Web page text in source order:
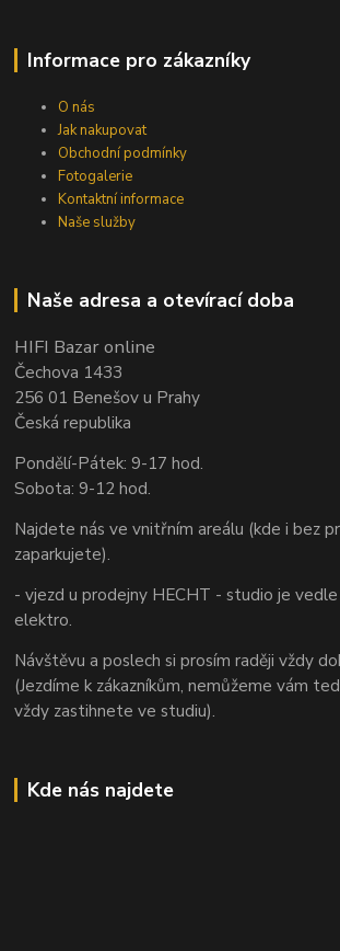
Informace pro zákazníky
O nás
Jak nakupovat
Obchodní podmínky
Fotogalerie
Kontaktní informace
Naše služby
Naše adresa a otevírací doba
HIFI Bazar online
Čechova 1433
256 01 Benešov u Prahy
Česká republika
Pondělí-Pátek: 9-17 hod.
Sobota: 9-12 hod.
Najdete nás ve vnitřním areálu (kde i bez
zaparkujete).
- vjezd u prodejny HECHT - studio je
elektro.
Návštěvu a poslech si prosím raději vždy
(Jezdíme k zákazníkům, nemůžeme vám
vždy zastihnete ve studiu).
Kde nás najdete